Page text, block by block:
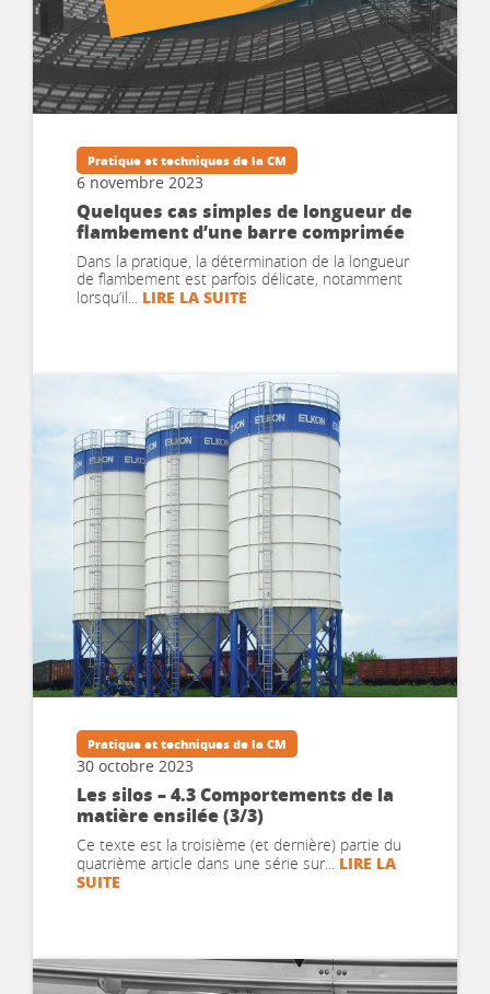
Pratique et techniques de la CM
6 novembre 2023
Quelques cas simples de longueur de
flambement d’une barre comprimée
Dans la pratique, la détermination de la longueur
de flambement est parfois délicate, notamment
lorsqu’il... LIRE LA SUITE
Pratique et techniques de la CM
30 octobre 2023
Les silos – 4.3 Comportements de la
matière ensilée (3/3)
Ce texte est la troisième (et dernière) partie du
quatrième article dans une série sur... LIRE LA
SUITE